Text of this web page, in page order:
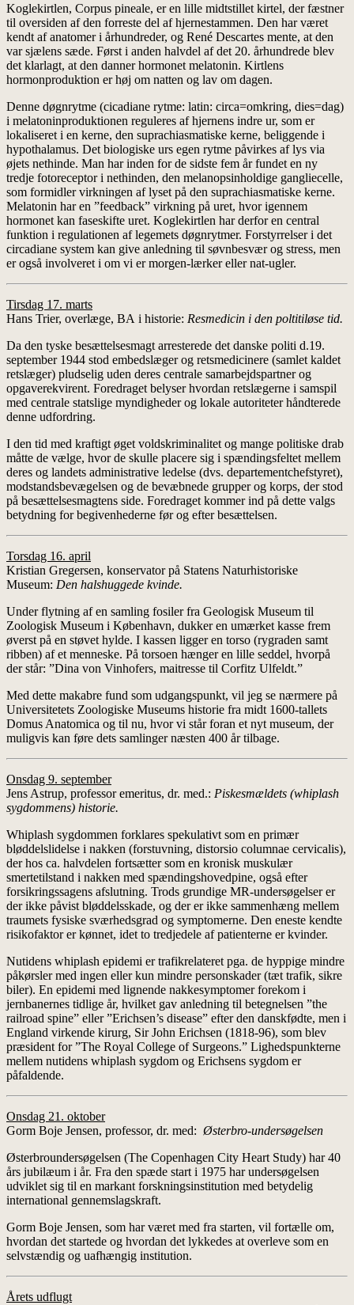
Koglekirtlen, Corpus pineale, er en lille midtstillet kirtel, der fæstner
til oversiden af den forreste del af hjernestammen. Den har været
kendt af anatomer i århundreder, og René Descartes mente, at den
var sjælens sæde. Først i anden halvdel af det 20. århundrede blev
det klarlagt, at den danner hormonet melatonin. Kirtlens
hormonproduktion er høj om natten og lav om dagen.
Denne døgnrytme (cicadiane rytme: latin: circa=omkring, dies=dag)
i melatoninproduktionen reguleres af hjernens indre ur, som er
lokaliseret i en kerne, den suprachiasmatiske kerne, beliggende i
hypothalamus. Det biologiske urs egen rytme påvirkes af lys via
øjets nethinde. Man har inden for de sidste fem år fundet en ny
tredje fotoreceptor i nethinden, den melanopsinholdige gangliecelle,
som formidler virkningen af lyset på den suprachiasmatiske kerne.
Melatonin har en ”feedback” virkning på uret, hvor igennem
hormonet kan faseskifte uret. Koglekirtlen har derfor en central
funktion i regulationen af legemets døgnrytmer. Forstyrrelser i det
circadiane system kan give anledning til søvnbesvær og stress, men
er også involveret i om vi er morgen-lærker eller nat-ugler.
Tirsdag 17. marts
Hans Trier, overlæge, BA i historie: Resmedicin i den poltitiløse tid.
Da den tyske besættelsesmagt arresterede det danske politi d.19.
september 1944 stod embedslæger og retsmedicinere (samlet kaldet
retslæger) pludselig uden deres centrale samarbejdspartner og
opgaverekvirent. Foredraget belyser hvordan retslægerne i samspil
med centrale statslige myndigheder og lokale autoriteter håndterede
denne udfordring.
I den tid med kraftigt øget voldskriminalitet og mange politiske drab
måtte de vælge, hvor de skulle placere sig i spændingsfeltet mellem
deres og landets administrative ledelse (dvs. departementchefstyret),
modstandsbevægelsen og de bevæbnede grupper og korps, der stod
på besættelsesmagtens side. Foredraget kommer ind på dette valgs
betydning for begivenhederne før og efter besættelsen.
Torsdag 16. april
Kristian Gregersen, konservator på Statens Naturhistoriske
Museum: Den halshuggede kvinde.
Under flytning af en samling fosiler fra Geologisk Museum til
Zoologisk Museum i København, dukker en umærket kasse frem
øverst på en støvet hylde. I kassen ligger en torso (rygraden samt
ribben) af et menneske. På torsoen hænger en lille seddel, hvorpå
der står: ”Dina von Vinhofers, maitresse til Corfitz Ulfeldt.”
Med dette makabre fund som udgangspunkt, vil jeg se nærmere på
Universitetets Zoologiske Museums historie fra midt 1600-tallets
Domus Anatomica og til nu, hvor vi står foran et nyt museum, der
muligvis kan føre dets samlinger næsten 400 år tilbage.
Onsdag 9. september
Jens Astrup, professor emeritus, dr. med.: Piskesmældets (whiplash
sygdommens) historie.
Whiplash sygdommen forklares spekulativt som en primær
bløddelslidelse i nakken (forstuvning, distorsio columnae cervicalis),
der hos ca. halvdelen fortsætter som en kronisk muskulær
smertetilstand i nakken med spændingshovedpine, også efter
forsikringssagens afslutning. Trods grundige MR-undersøgelser er
der ikke påvist bløddelsskade, og der er ikke sammenhæng mellem
traumets fysiske sværhedsgrad og symptomerne. Den eneste kendte
risikofaktor er kønnet, idet to tredjedele af patienterne er kvinder.
Nutidens whiplash epidemi er trafikrelateret pga. de hyppige mindre
påkørsler med ingen eller kun mindre personskader (tæt trafik, sikre
biler). En epidemi med lignende nakkesymptomer forekom i
jernbanernes tidlige år, hvilket gav anledning til betegnelsen ”the
railroad spine” eller ”Erichsen’s disease” efter den danskfødte, men i
England virkende kirurg, Sir John Erichsen (1818-96), som blev
præsident for ”The Royal College of Surgeons.” Lighedspunkterne
mellem nutidens whiplash sygdom og Erichsens sygdom er
påfaldende.
Onsdag 21. oktober
Gorm Boje Jensen, professor, dr. med: Østerbro-undersøgelsen
Østerbroundersøgelsen (The Copenhagen City Heart Study) har 40
års jubilæum i år. Fra den spæde start i 1975 har undersøgelsen
udviklet sig til en markant forskningsinstitution med betydelig
international gennemslagskraft.
Gorm Boje Jensen, som har været med fra starten, vil fortælle om,
hvordan det startede og hvordan det lykkedes at overleve som en
selvstændig og uafhængig institution.
Årets udflugt